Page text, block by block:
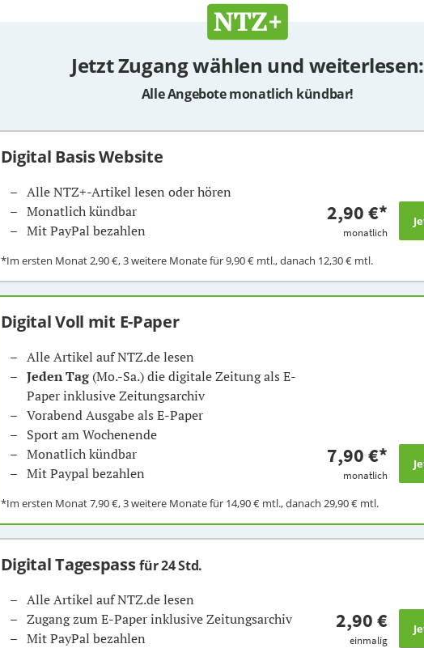
Jetzt Zugang wählen und weiterlesen:
Alle Angebote monatlich kündbar!
Digital Basis Website
Alle NTZ+-Artikel lesen oder hören
Monatlich kündbar
Mit PayPal bezahlen
2,90 €*
monatlich
*Im ersten Monat2,90 €, 3 weitere Monate für9,90 €mtl., danach 12,30 €mtl.
Digital Voll mit E-Paper
Alle Artikel auf NTZ.de lesen
Jeden Tag(Mo.-Sa.) die digitale Zeitung als E-
Paper inklusive Zeitungsarchiv
Vorabend Ausgabe als E-Paper
Sport am Wochenende
Monatlich kündbar
Mit Paypal bezahlen
7,90 €*
monatlich
*Im ersten Monat7,90 €, 3 weitere Monate für 14,90 €mtl., danach 29,90 €mtl.
Digital Tagespassfür 24 Std.
Alle Artikel auf NTZ.de lesen
Zugang zum E-Paper inklusive Zeitungsarchiv
Mit PayPal bezahlen
2,90 €
einmalig